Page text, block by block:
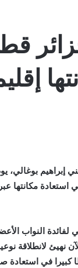
إبراهيم بوغالي،
استعادة مكانتها
لفائدة النواب
لانطلاقة
في استعادة